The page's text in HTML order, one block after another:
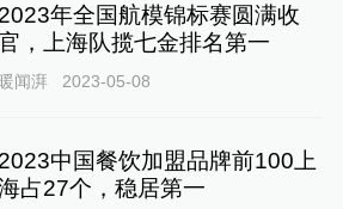
2023年全国航模锦标赛圆满收
，上海队揽七金排名第一
闻湃 2023-05-08
2023中国餐饮加盟品牌前100上
占27个，稳居第一